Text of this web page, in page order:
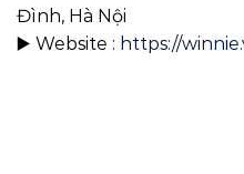
Đình, Hà Nội
▶️ Website : https://